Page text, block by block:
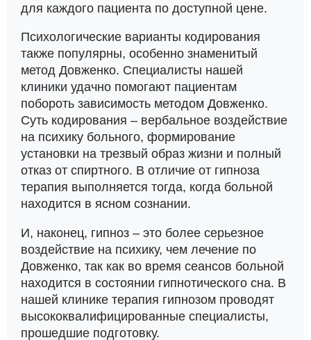
для каждого пациента по доступной цене.
Психологические варианты кодирования
также популярны, особенно знаменитый
метод Довженко. Специалисты нашей
клиники удачно помогают пациентам
побороть зависимость методом Довженко.
Суть кодирования – вербальное воздействие
на психику больного, формирование
установки на трезвый образ жизни и полный
отказ от спиртного. В отличие от гипноза
терапия выполняется тогда, когда больной
находится в ясном сознании.
И, наконец, гипноз – это более серьезное
воздействие на психику, чем лечение по
Довженко, так как во время сеансов больной
находится в состоянии гипнотического сна. В
нашей клинике терапия гипнозом проводят
высококвалифицированные специалисты,
прошедшие подготовку.